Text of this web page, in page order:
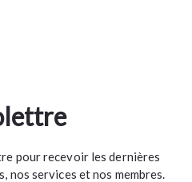
pour recevoir les dernières
services et nos membres.